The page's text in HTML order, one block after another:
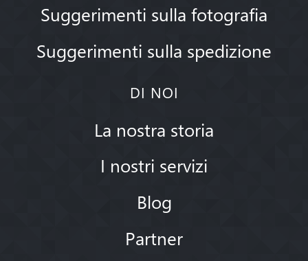
Suggerimenti sulla fotografia
Suggerimenti sulla spedizione
DI NOI
La nostra storia
I nostri servizi
Blog
Partner